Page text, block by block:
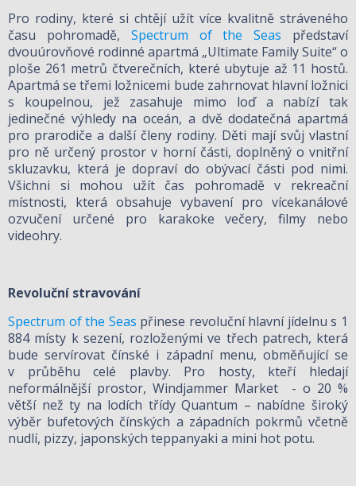
Pro rodiny, které si chtějí užít více kvalitně stráveného
času pohromadě, Spectrum of the Seas představí
dvouúrovňové rodinné apartmá „Ultimate Family Suite“ o
ploše 261 metrů čtverečních, které ubytuje až 11 hostů.
Apartmá se třemi ložnicemi bude zahrnovat hlavní ložnici
s koupelnou, jež zasahuje mimo loď a nabízí tak
jedinečné výhledy na oceán, a dvě dodatečná apartmá
pro prarodiče a další členy rodiny. Děti mají svůj vlastní
pro ně určený prostor v horní části, doplněný o vnitřní
skluzavku, která je dopraví do obývací části pod nimi.
Všichni si mohou užít čas pohromadě v rekreační
místnosti, která obsahuje vybavení pro vícekanálové
ozvučení určené pro karakoke večery, filmy nebo
videohry.
Revoluční stravování
Spectrum of the Seas přinese revoluční hlavní jídelnu s 1
884 místy k sezení, rozloženými ve třech patrech, která
bude servírovat čínské i západní menu, obměňující se
v průběhu celé plavby. Pro hosty, kteří hledají
neformálnější prostor, Windjammer Market - o 20 %
větší než ty na lodích třídy Quantum – nabídne široký
výběr bufetových čínských a západních pokrmů včetně
nudlí, pizzy, japonských teppanyaki a mini hot potu.